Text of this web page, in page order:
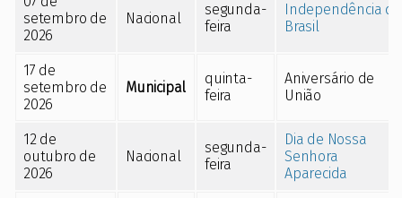
setembro de
2026
Nacional
segunda-
feira
Independência do
Brasil
17 de
setembro de
2026
Municipal
quinta-
feira
Aniversário de
União
12 de
outubro de
2026
Nacional
segunda-
feira
Dia de Nossa
Senhora
Aparecida